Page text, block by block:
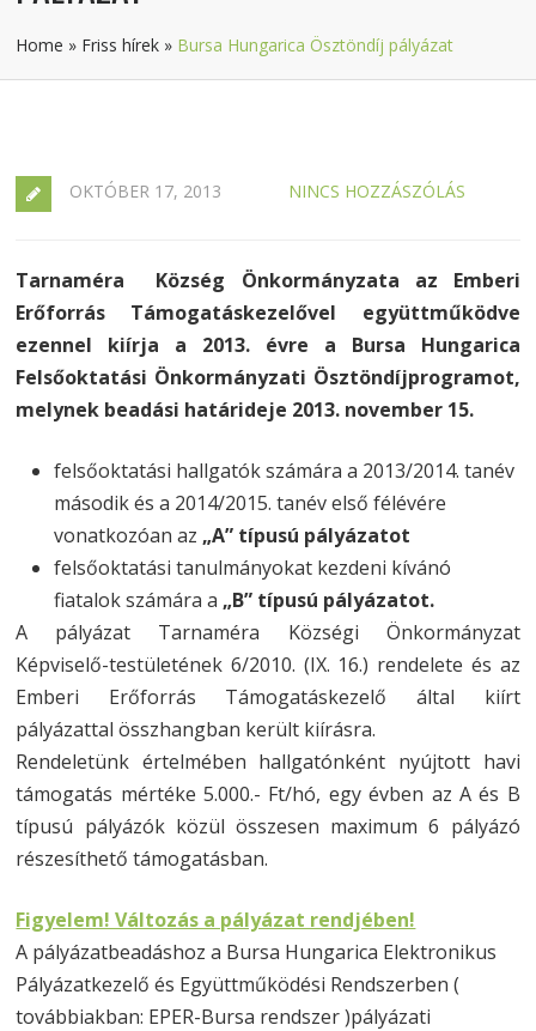
Home » Friss hírek » Bursa Hungarica Ösztöndíj pályázat
OKTÓBER 17, 2013 NINCS HOZZÁSZÓLÁS
Tarnaméra Község Önkormányzata az Emberi
Erőforrás Támogatáskezelővel együttműködve
ezennel kiírja a 2013. évre a Bursa Hungarica
Felsőoktatási Önkormányzati Ösztöndíjprogramot,
melynek beadási határideje 2013. november 15.
felsőoktatási hallgatók számára a 2013/2014. tanév
második és a 2014/2015. tanév első félévére
vonatkozóan az „A” típusú pályázatot
felsőoktatási tanulmányokat kezdeni kívánó
fiatalok számára a „B” típusú pályázatot.
A pályázat Tarnaméra Községi Önkormányzat
Képviselő-testületének 6/2010. (IX. 16.) rendelete és az
Emberi Erőforrás Támogatáskezelő által kiírt
pályázattal összhangban került kiírásra.
Rendeletünk értelmében hallgatónként nyújtott havi
támogatás mértéke 5.000.- Ft/hó, egy évben az A és B
típusú pályázók közül összesen maximum 6 pályázó
részesíthető támogatásban.
Figyelem! Változás a pályázat rendjében!
A pályázatbeadáshoz a Bursa Hungarica Elektronikus
Pályázatkezelő és Együttműködési Rendszerben (
továbbiakban: EPER-Bursa rendszer )pályázati